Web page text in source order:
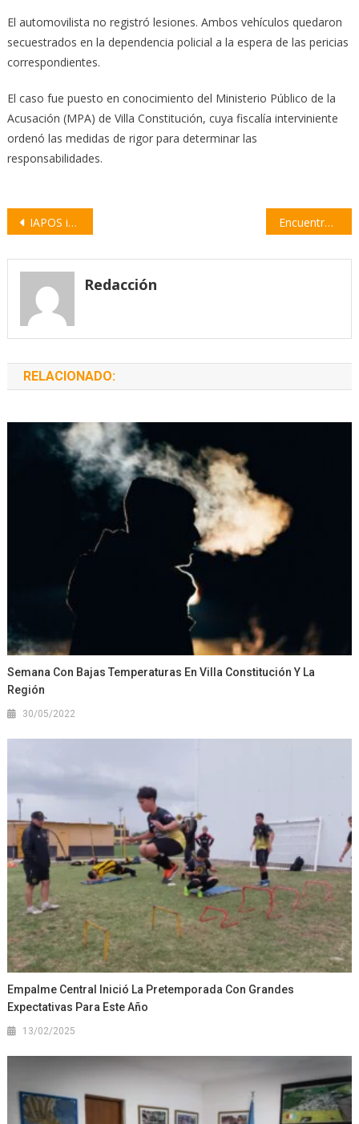
El automovilista no registró lesiones. Ambos vehículos quedaron
secuestrados en la dependencia policial a la espera de las pericias
correspondientes.
El caso fue puesto en conocimiento del Ministerio Público de la
Acusación (MPA) de Villa Constitución, cuya fiscalía interviniente
ordenó las medidas de rigor para determinar las
responsabilidades.
Navegación
entradas
IAPOS implementa una compensación para jubilados con altos gastos en medicamentos Encuentro en Villa Constitución para debatir la reforma constitucional con participación ciudadana
Redacción
RELACIONADO:
Semana Con Bajas Temperaturas En Villa Constitución Y La
Región
30/05/2022
Empalme Central Inició La Pretemporada Con Grandes
Expectativas Para Este Año
13/02/2025